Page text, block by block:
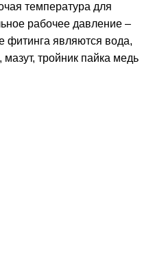
температура для
рабочее давление –
фитинга являются вода,
тройник пайка медь